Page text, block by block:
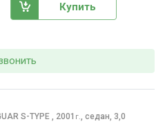
Купить
S-TYPE , 2001 г.
седан, 3,0